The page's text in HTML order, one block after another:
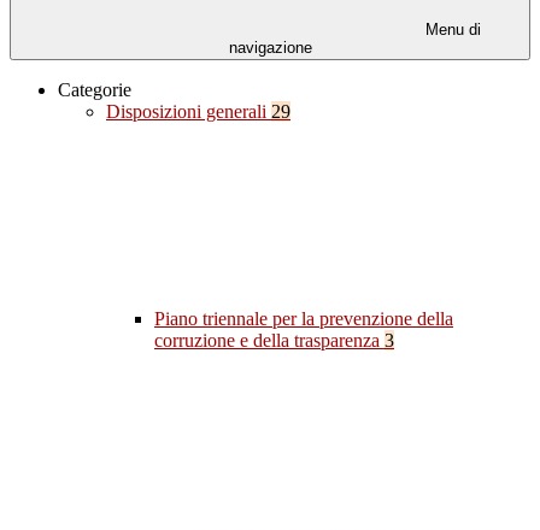
Menu di
navigazione
Categorie
Disposizioni generali 29
Piano triennale per la prevenzione della
corruzione e della trasparenza 3